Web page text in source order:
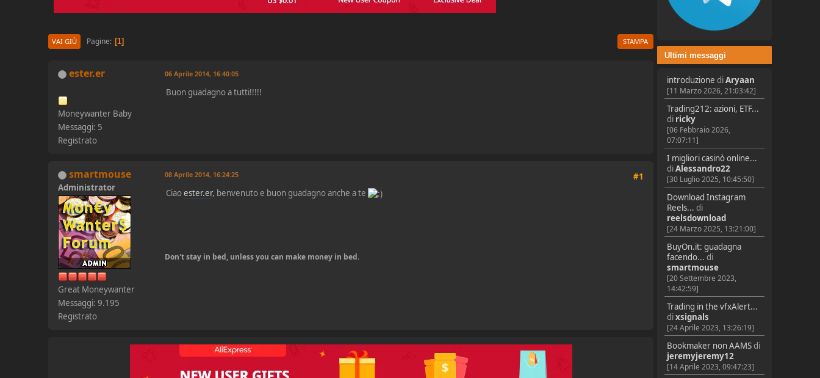
Ultimi messaggi
introduzione diAryaan
[11 Marzo 2026, 21:03:42]
Trading212: azioni, ETF...
di ricky
[06 Febbraio 2026,
07:07:11]
I migliori casinò online...
diAlessandro22
[30 Luglio 2025, 10:45:50]
Download Instagram
Reels... di
reelsdownload
[24 Marzo 2025, 13:21:00]
BuyOn.it: guadagna
facendo... di
smartmouse
[20 Settembre 2023,
14:42:59]
Trading in the vfxAlert...
dixsignals
[24 Aprile 2023, 13:26:19]
Bookmaker non AAMSdi
jeremyjeremy12
[14 Aprile 2023, 09:47:23]
STAMPA
VAI GIÙ Pagine 1
ester.er
Moneywanter Baby
Messaggi: 5
Registrato
06 Aprile 2014, 16:40:05
Buon guadagno a tutti!!!!!
smartmouse
Administrator
Great Moneywanter
Messaggi: 9.195
Registrato
#1
08 Aprile 2014, 16:24:25
Ciaoester.er, benvenuto e buon guadagno anche a te
Don't stay in bed, unless you can make money in bed.